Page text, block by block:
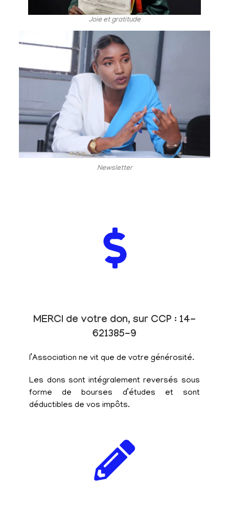
Joie et gratitude
Newsletter
MERCI de votre don, sur CCP : 14-
621385-9
l’Association ne vit que de votre générosité.
Les dons sont intégralement reversés sous
forme de bourses d’études et sont
déductibles de vos impôts.